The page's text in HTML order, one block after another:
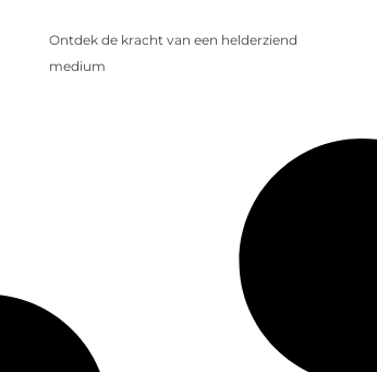
Ontdek de kracht van een helderziend
medium